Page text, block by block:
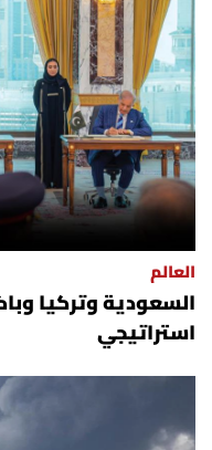
العالم
السعودية وتركيا
استراتيجي